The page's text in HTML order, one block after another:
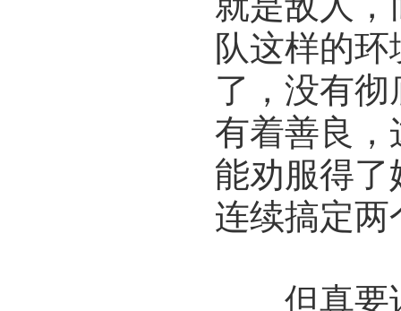
队这样的
了，没有
有着善良，
能劝服得
连续搞定
但真要说